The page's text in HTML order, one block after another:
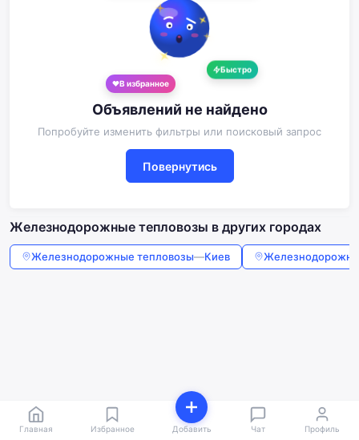
Быстро
В избранное
Объявлений не найдено
Попробуйте изменить фильтры или поисковый запрос
Повернутись
Железнодорожные тепловозы в других городах
Железнодорожные тепловозы—Киев
Главная Избранное Добавить Чат Профиль